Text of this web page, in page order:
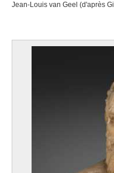
Jean-Louis van Geel (d'après